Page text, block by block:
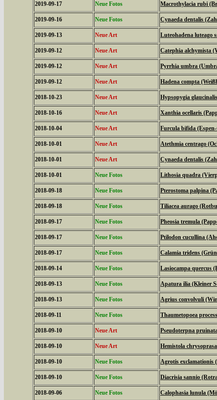
2019-09-17 Neue Fotos Macrothylacia rubi
2019-09-16 Neue Fotos Cynaeda dentalis
2019-09-13 Neue Art Luteohadena luteago
2019-09-12 Neue Art Catephia alchymista
2019-09-12 Neue Art Pyrrhia umbra
2019-09-12 Neue Art Hadena compta
2018-10-23 Neue Art Hypsopygia
2018-10-16 Neue Art Xanthia ocellaris
2018-10-04 Neue Art Furcula bifida
2018-10-01 Neue Art Atethmia centrago
2018-10-01 Neue Art Cynaeda dentalis
2018-10-01 Neue Fotos Lithosia quadra
2018-09-18 Neue Fotos Pterostoma palpina
2018-09-18 Neue Fotos Tiliacea aurago
2018-09-17 Neue Fotos Pheosia tremula
2018-09-17 Neue Fotos Ptilodon cucullina
2018-09-17 Neue Fotos Calamia tridens
2018-09-14 Neue Fotos Lasiocampa quercus
2018-09-13 Neue Fotos Apatura ilia (Kleiner
2018-09-13 Neue Fotos Agrius convolvuli
2018-09-11 Neue Fotos Thaumetopoea
2018-09-10 Neue Art Pseudoterpna
2018-09-10 Neue Art Hemistola
2018-09-10 Neue Fotos Agrotis exclamationis
2018-09-10 Neue Fotos Diacrisia sannio
2018-09-06 Neue Fotos Calophasia lunula